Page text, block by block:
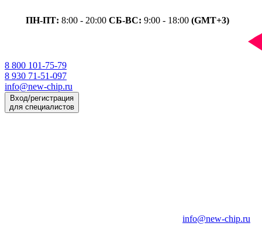
ПН-ПТ: 8:00 - 20:00 СБ-ВС: 9:00 - 18:00 (GMT+3)
8 800 101-75-79
8 930 71-51-097
info@new-chip.ru
Вход/регистрация
для специалистов
info@new-chip.ru